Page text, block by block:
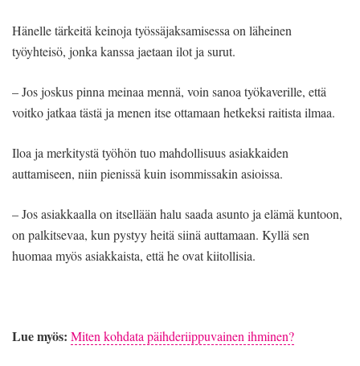
Hänelle tärkeitä keinoja työssäjaksamisessa on läheinen
työyhteisö, jonka kanssa jaetaan ilot ja surut.
– Jos joskus pinna meinaa mennä, voin sanoa työkaverille, että
voitko jatkaa tästä ja menen itse ottamaan hetkeksi raitista ilmaa.
Iloa ja merkitystä työhön tuo mahdollisuus asiakkaiden
auttamiseen, niin pienissä kuin isommissakin asioissa.
– Jos asiakkaalla on itsellään halu saada asunto ja elämä kuntoon,
on palkitsevaa, kun pystyy heitä siinä auttamaan. Kyllä sen
huomaa myös asiakkaista, että he ovat kiitollisia.
Lue myös: Miten kohdata päihderiippuvainen ihminen?